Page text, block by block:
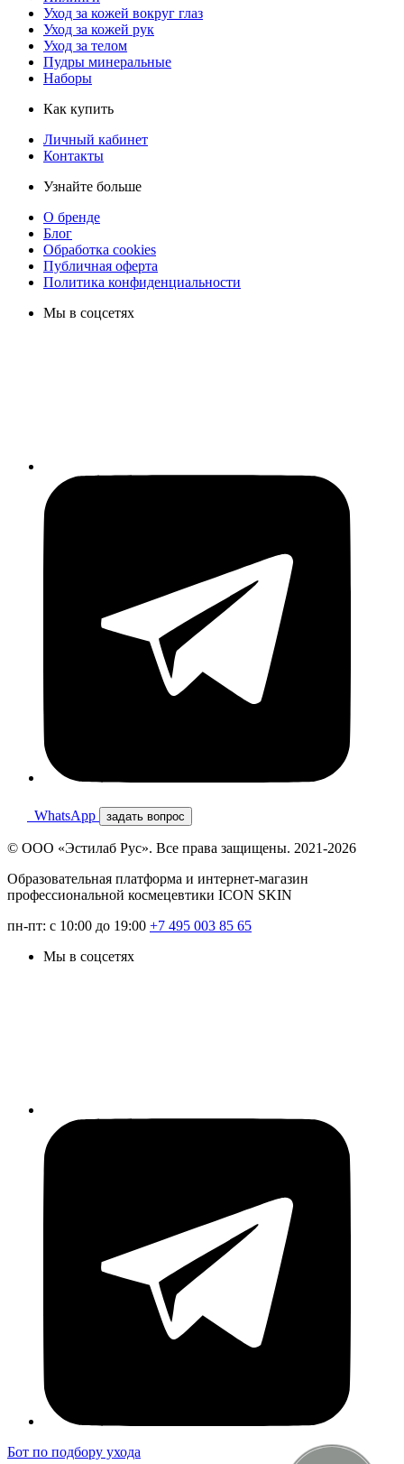
Уход за кожей вокруг глаз
Уход за кожей рук
Уход за телом
Пудры минеральные
Наборы
Как купить
Личный кабинет
Контакты
Узнайте больше
О бренде
Блог
Обработка cookies
Публичная оферта
Политика конфиденциальности
Мы в соцсетях
WhatsApp задать вопрос
© ООО «Эстилаб Рус». Все права защищены. 2021-2026
Образовательная платформа и интернет-магазин
профессиональной космецевтики ICON SKIN
пн-пт: с 10:00 до 19:00 +7 495 003 85 65
Мы в соцсетях
Бот по подбору ухода